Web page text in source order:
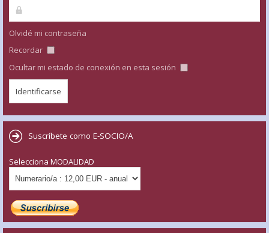
Olvidé mi contraseña
Recordar
Ocultar mi estado de conexión en esta sesión
Suscríbete como E-SOCIO/A
Selecciona MODALIDAD